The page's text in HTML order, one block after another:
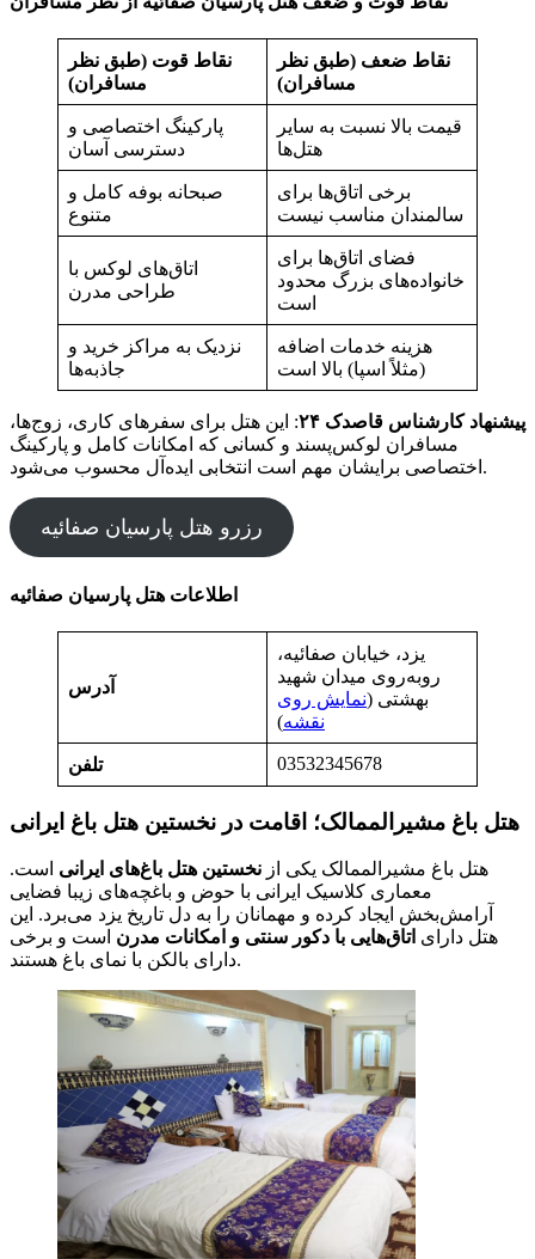
نقاط قوت (طبق نظر
مسافران)
نقاط ضعف (طبق نظر
مسافران)
پارکینگ اختصاصی و
دسترسی آسان
قیمت بالا نسبت به سایر
هتل‌ها
صبحانه بوفه کامل و
برخی اتاق‌ها برای
سالمندان مناسب نیست
اتاق‌های لوکس با
فضای اتاق‌ها برای
خانواده‌های بزرگ محدود
است
نزدیک به مراکز خرید و
هزینه خدمات اضافه
(مثلاً اسپا) بالا است
پیشنهاد کارشناس قاصدک ۲۴
: این هتل برای سفرهای کاری، زوج‌ها،
مسافران لوکس‌پسند و کسانی که امکانات کامل و پارکینگ
اختصاصی برایشان مهم است انتخابی ایده‌آل محسوب می‌شود.
رزرو هتل پارسیان صفائیه
اطلاعات هتل پارسیان صفائیه
آدرس
یزد، خیابان صفائیه،
روبه‌روی میدان شهید
بهشتی (نمایش روی
نقشه)
تلفن 03532345678
هتل باغ مشیرالممالک؛ اقامت در نخستین هتل باغ ایرانی
هتل باغ مشیرالممالک یکی از نخستین هتل‌ باغ‌های ایرانی است.
معماری کلاسیک ایرانی با حوض و باغچه‌های زیبا فضایی
آرامش‌بخش ایجاد کرده و مهمانان را به دل تاریخ یزد می‌برد. این
هتل دارای اتاق‌هایی با دکور سنتی و امکانات مدرن است و برخی
دارای بالکن با نمای باغ هستند.